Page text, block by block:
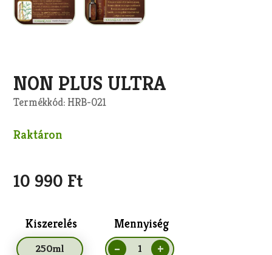
NON PLUS ULTRA
Termékkód: HRB-021
Raktáron
10 990 Ft
Kiszerelés Mennyiség
Másolás